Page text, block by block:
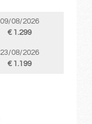
09/08/2026
€ 1.299
23/08/2026
€ 1.199